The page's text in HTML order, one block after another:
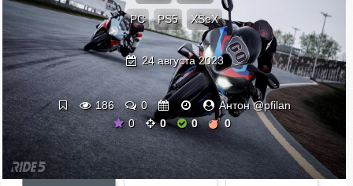
PC PS5 XSeX
24 августа 2023
186 0
Антон @pfilan
0
0 0 0